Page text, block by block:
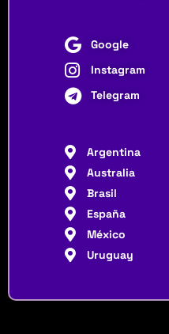
Google
Instagram
Telegram
Argentina
Australia
Brasil
España
México
Uruguay